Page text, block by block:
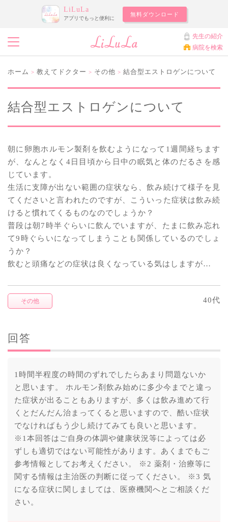
LiLuLa
アプリでもっと便利に
無料ダウンロード
先生の紹介
病院を検索
ホーム > 教えてドクター > その他 > 結合型エストロゲンについて
結合型エストロゲンについて
朝に卵胞ホルモン製剤を飲むようになって1週間経ちます
が、なんとなく4日目頃から日中の眠気と体のだるさを感
じています。
生活に支障が出ない範囲の症状なら、飲み続けて様子を見
てくださいと言われたのですが、こういった症状は飲み続
けると慣れてくるものなのでしょうか？
普段は朝7時半ぐらいに飲んでいますが、たまに飲み忘れ
て9時ぐらいになってしまうことも関係しているのでしょ
うか？
飲むと頭痛などの症状は良くなっている気はしますが…
その他 40代
回答
1時間半程度の時間のずれでしたらあまり問題ないか
と思います。 ホルモン剤飲み始めに多少今までと違っ
た症状が出ることもありますが、多くは飲み進めて行
くとだんだん治まってくると思いますので、酷い症状
でなければもう少し続けてみても良いと思います。
※1本回答はご自身の体調や健康状況等によっては必
ずしも適切ではない可能性があります。あくまでもご
参考情報としてお考えください。 ※2 薬剤・治療等に
関する情報は主治医の判断に従ってください。 ※3 気
になる症状に関しましては、医療機関へとご相談くだ
さい。